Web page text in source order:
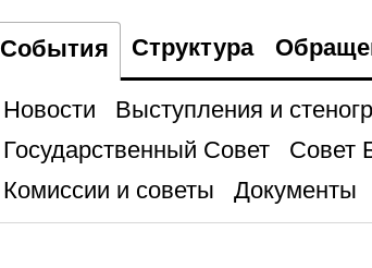
События Структура
Новости Выступления и
Государственный Совет
Совет
Комиссии и советы
Документы